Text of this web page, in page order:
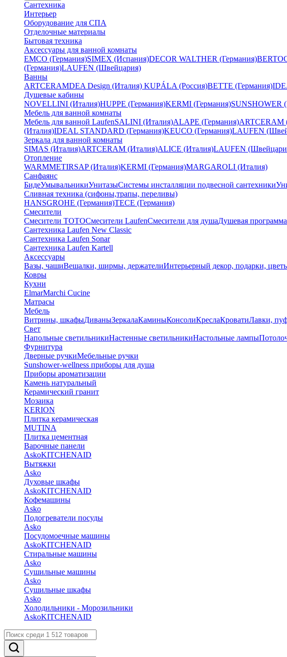
Сантехника
Интерьер
Оборудование для СПА
Отделочные материалы
Бытовая техника
Аксессуары для ванной комнаты
EMCO (Германия)SIMEX (Испания)DECOR WALTHER (Германия)
(Германия)LAUFEN (Швейцария)
Ванны
ARTCERAMDEA Design (Италия) KUPÁLA (Россия)BETTE (Германия)
Душевые кабины
NOVELLINI (Италия)HUPPE (Германия)KERMI (Германия)SUNSHOWER
Мебель для ванной комнаты
Мебель для ванной LaufenSALINI (Италия)ALAPE (Германия)ARTCERAM
(Италия)IDEAL STANDARD (Германия)KEUCO (Германия)LAUFEN
Зеркала для ванной комнаты
SIMAS (Италия)ARTCERAM (Италия)ALICE (Италия)LAUFEN
Отопление
WARMMETIRSAP (Италия)KERMI (Германия)MARGAROLI (Италия)
Санфаянс
БидеУмывальникиУнитазыСистемы инсталляции подвесной сантехники
Сливная техника (сифоны,трапы, переливы)
HANSGROHE (Германия)TECE (Германия)
Смесители
Смесители TOTOСмесители LaufenСмесители для душаДушевая программа
Сантехника Laufen New Classic
Сантехника Laufen Sonar
Сантехника Laufen Kartell
Аксессуары
Вазы, чашиВешалки, ширмы, держателиИнтерьерный декор, подарки,
Ковры
Кухни
ElmarMarchi Cucine
Матрасы
Мебель
Витрины, шкафыДиваныЗеркалаКаминыКонсолиКреслаКроватиЛавки,
Свет
Напольные светильникиНастенные светильникиНастольные лампы
Фурнитура
Дверные ручкиМебельные ручки
Sunshower-wellness приборы для душа
Приборы ароматизации
Камень натуральный
Керамический гранит
Мозаика
KERION
Плитка керамическая
MUTINA
Плитка цементная
Варочные панели
AskoKITCHENAID
Вытяжки
Asko
Духовые шкафы
AskoKITCHENAID
Кофемашины
Asko
Подогреватели посуды
Asko
Посудомоечные машины
AskoKITCHENAID
Стиральные машины
Asko
Сушильные машины
Asko
Сушильные шкафы
Asko
Холодильники - Морозильники
AskoKITCHENAID